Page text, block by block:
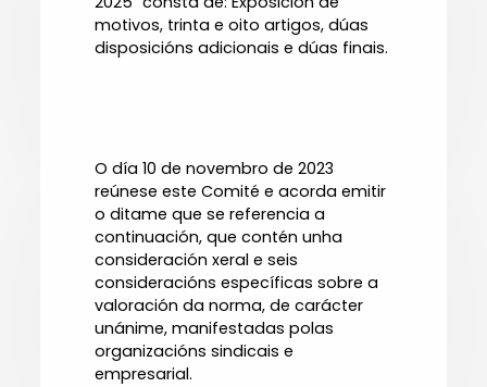
motivos, trinta e oito artigos, dúas
disposicións adicionais e dúas finais.
O día 10 de novembro de 2023
reúnese este Comité e acorda emitir
o ditame que se referencia a
continuación, que contén unha
consideración xeral e seis
consideracións específicas sobre a
valoración da norma, de carácter
unánime, manifestadas polas
organizacións sindicais e
empresarial.